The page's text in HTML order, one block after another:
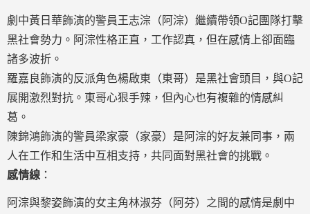
劇中黃日華飾演的警員王志淙（阿淙）繼續帶領O記團隊打擊
黑社會勢力。阿淙性格正直，工作認真，但在感情上卻面臨
諸多波折。
羅嘉良飾演的反派角色楊啟東（東哥）是黑社會頭目，與O記
展開激烈對抗。東哥心狠手辣，但內心也有複雜的情感糾
葛。
陳錦鴻飾演的警員梁家豪（家豪）是阿淙的好友兼同事，兩
人在工作和生活中互相支持，共同面對黑社會的挑戰。
感情線 ：
阿淙與黎姿飾演的女主角林淑芬（阿芬）之間的感情是劇中